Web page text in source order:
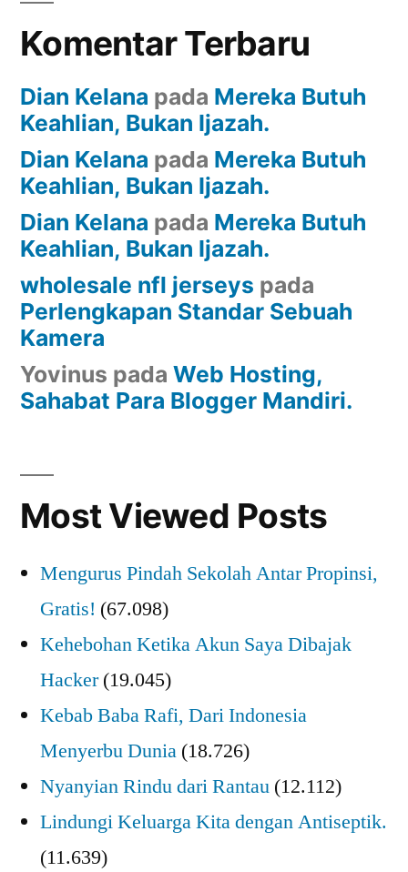
Komentar Terbaru
Dian Kelana pada Mereka Butuh
Keahlian, Bukan Ijazah.
Dian Kelana pada Mereka Butuh
Keahlian, Bukan Ijazah.
Dian Kelana pada Mereka Butuh
Keahlian, Bukan Ijazah.
wholesale nfl jerseys pada
Perlengkapan Standar Sebuah
Kamera
Yovinus pada Web Hosting,
Sahabat Para Blogger Mandiri.
Most Viewed Posts
Mengurus Pindah Sekolah Antar Propinsi,
Gratis! (67.098)
Kehebohan Ketika Akun Saya Dibajak
Hacker (19.045)
Kebab Baba Rafi, Dari Indonesia
Menyerbu Dunia (18.726)
Nyanyian Rindu dari Rantau (12.112)
Lindungi Keluarga Kita dengan Antiseptik.
(11.639)